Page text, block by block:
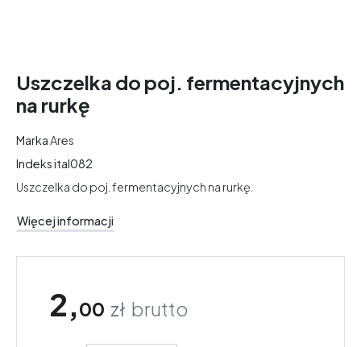
Uszczelka do poj. fermentacyjnych
na rurkę
MarkaAres
Indeksital082
Uszczelka do poj. fermentacyjnych na rurkę.
Więcej informacji
2,00 zł brutto